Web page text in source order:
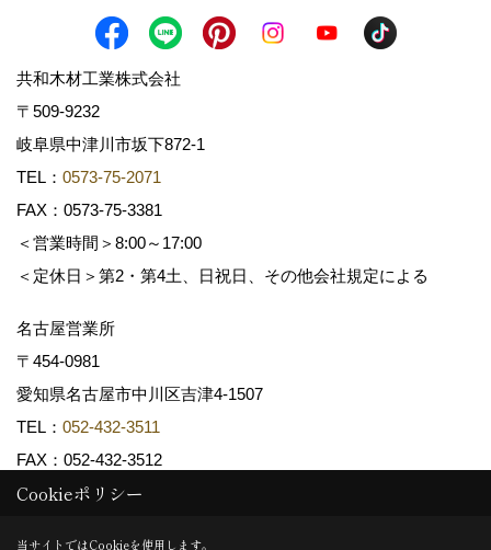
共和木材工業株式会社
〒509-9232
岐阜県中津川市坂下872‐1
TEL： 0573-75-2071
FAX：0573-75-3381
＜営業時間＞8:00～17:00
＜定休日＞第2・第4土、日祝日、その他会社規定による
名古屋営業所
〒454-0981
愛知県名古屋市中川区吉津4-1507
TEL： 052-432-3511
FAX：052-432-3512
Copyright (c) 共和木材工業株式会社. All Rights Reserved.
Cookieポリシー
当サイトではCookieを使用します。